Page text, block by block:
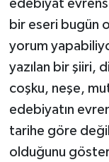
edebiyat
bir eseri bugün
yorum
yazılan bir şiiri,
coşku, neşe,
edebiyatın
tarihe göre
olduğunu